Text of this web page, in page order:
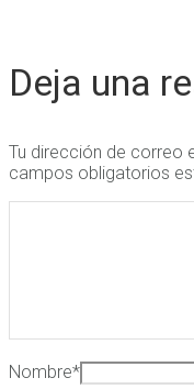
Deja una
Tu dirección de correo
campos obligatorios
Nombre*